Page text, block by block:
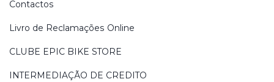
Contactos
Livro de Reclamações Online
CLUBE EPIC BIKE STORE
INTERMEDIAÇÃO DE CREDITO